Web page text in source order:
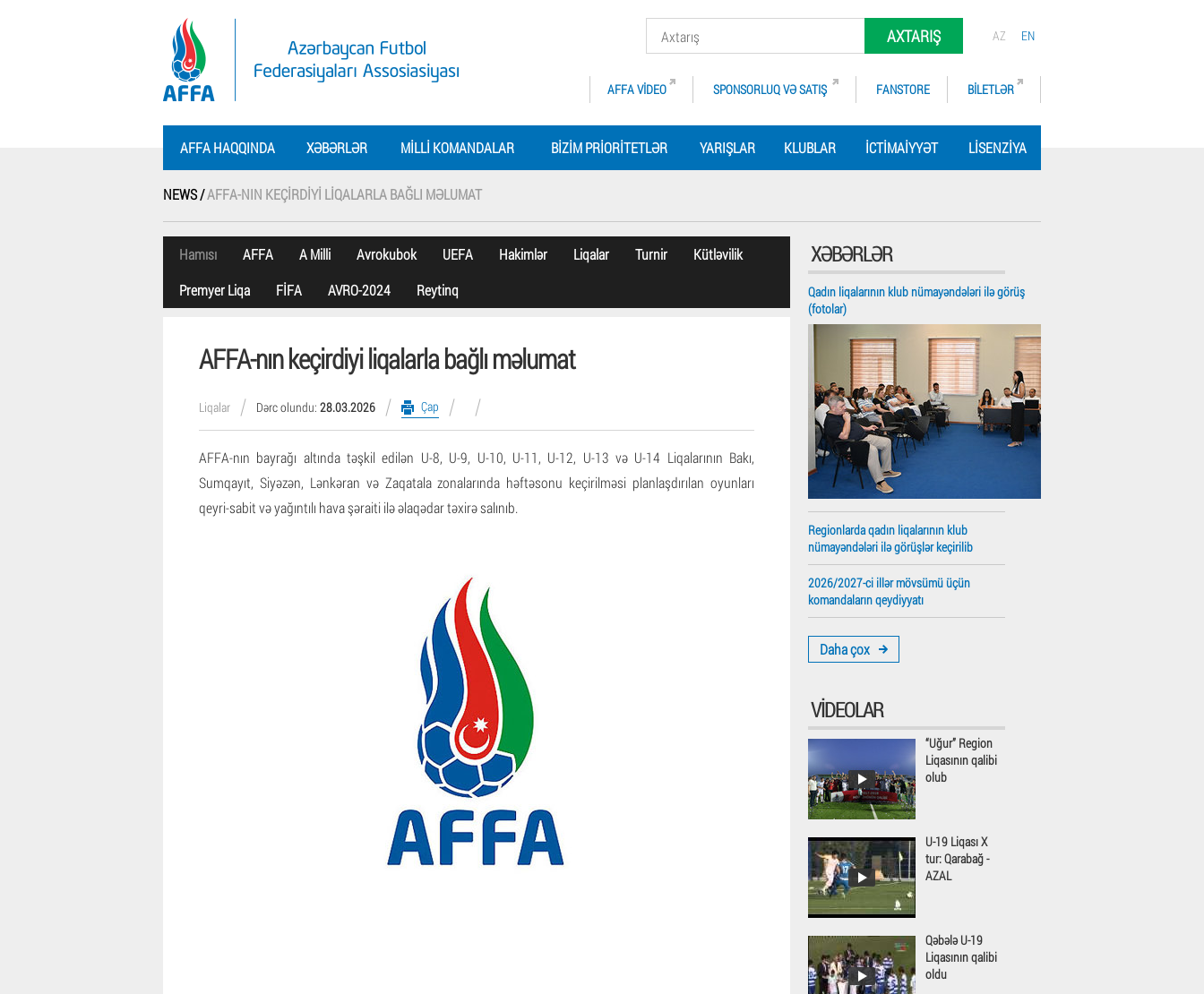
AZ EN
AXTARIŞ
AFFA VIDEO SPONSORLUQ VƏ SATIŞ FANSTORE BILETLƏR
AFFA HAQQINDA XƏBƏRLƏR MILLI KOMANDALAR BIZIM PRIORITETLƏR YARIŞLAR KLUBLAR İCTIMAIYYƏT LISENZIYA
NEWS /AFFA-NIN KEÇIRDIYI LIQALARLA BAĞLI MƏLUMAT
Hamısı AFFA A Milli Avrokubok UEFA Hakimlər Liqalar Turnir
Kütləvilik
Premyer Liqa
FİFA AVRO-2024 Reytinq
AFFA-nın keçirdiyi liqalarla bağlı məlumat
Liqalar Dərc olundu: 28.03.2026 Çap
AFFA-nın bayrağı altında təşkil edilən U-8, U-9, U-10, U-11, U-12, U-13 və U-14 Liqalarının Bakı,
Sumqayıt, Siyəzən, Lənkəran və Zaqatala zonalarında həftəsonu keçirilməsi planlaşdırılan oyunları
qeyri-sabit və yağıntılı hava şəraiti ilə əlaqədar təxirə salınıb.
XƏBƏRLƏR
Qadın liqalarının klub nümayəndələri ilə görüş
(fotolar)
Regionlarda qadın liqalarının klub
nümayəndələri ilə görüşlər keçirilib
2026/2027-ci illər mövsümü üçün
komandaların qeydiyyatı
Daha çox
VIDEOLAR
“Uğur” Region
Liqasının qalibi
olub
U-19 Liqası X
tur: Qarabağ -
AZAL
Qəbələ U-19
Liqasının qalibi
oldu